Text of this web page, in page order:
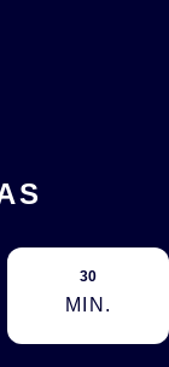
30
MIN.